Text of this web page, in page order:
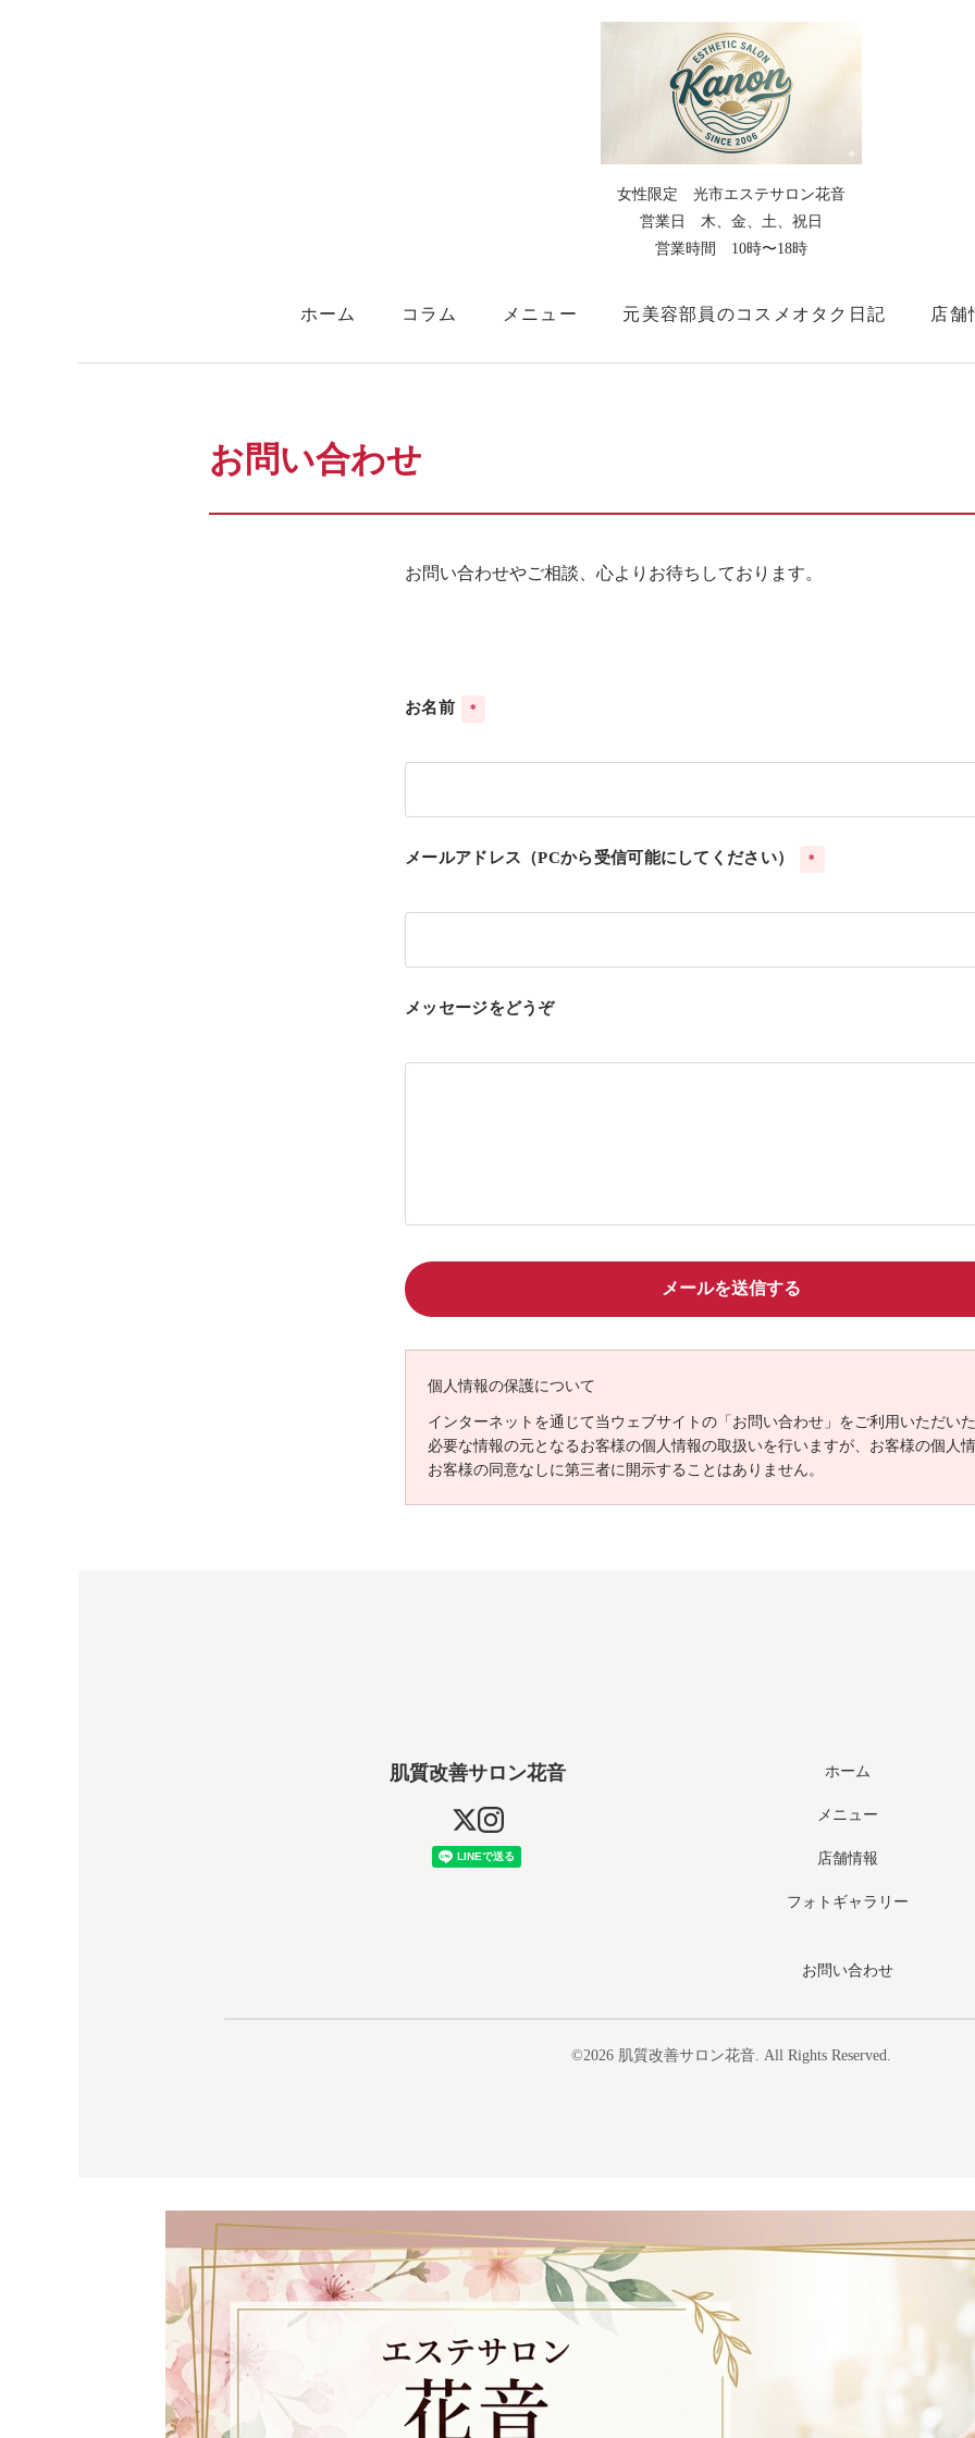
女性限定 光市エステサロン花音
営業日 木、金、土、祝日
営業時間 10時〜18時
ホーム コラム メニュー 元美容部員のコスメオタク日記 店舗
お問い合わせ
​お問い合わせやご相談、心よりお待ちしております。
お名前 *
メールアドレス（PCから受信可能にしてください） *
メッセージをどうぞ
個人情報の保護について
インターネットを通じて当ウェブサイトの「お問い合わせ」をご利用いただいた
必要な情報の元となるお客様の個人情報の取扱いを行いますが、お客様の個人情
お客様の同意なしに第三者に開示することはありません。
肌質改善サロン花音 ホーム
メニュー
店舗情報
フォトギャラリー
お問い合わせ
©2026 肌質改善サロン花音. All Rights Reserved.